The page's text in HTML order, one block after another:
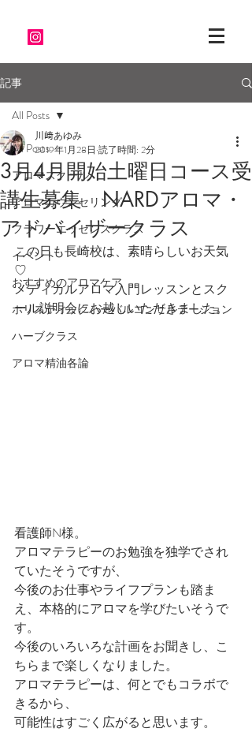
記事
All Posts
アロマスクール
アロマカウンセリング
フラワーエッセンスクラス
イベント
おすすめのアロマケア
ホリスティックハーバルコンサルテーション
ハーブクラス
アロマ精油各論
All Posts
3月4月開始土曜日コース受
講生募集 NARDアロマ・
アドバイザークラス
川﨑あゆみ
2019年1月28日 読了時間: 2分
この日も長崎校は、素晴らしいお天気
♡
メディカルアロマ入門レッスンとスク
ール説明会にお越しいただきました。
看護師N様。
アロマテラピーのお勉強を独学でされ
ていたそうですが、
今後のお仕事やライフプランも踏ま
え、本格的にアロマを学びたいそうで
す。
今後のいろいろな計画をお聞きし、こ
ちらまで楽しくなりました。
アロマテラピーは、何とでもコラボで
きるから、
可能性はすごく広がると思います。